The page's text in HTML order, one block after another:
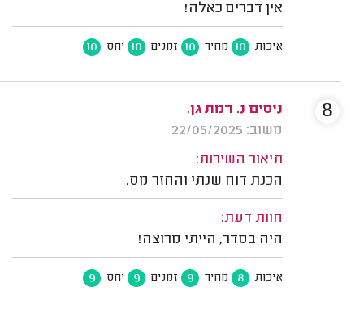
אין דברים כאלה!
איכות 10 מחיר 10 זמנים 10 יחס 10
ניסים נ. רמת גן.
משוב: 22/05/2025
תיאור השירות:
הכנת דוח שנתי והחזר מס.
חוות דעת:
היה בסדר, הייתי מרוצה!
איכות 8 מחיר 9 זמנים 9 יחס 9
8